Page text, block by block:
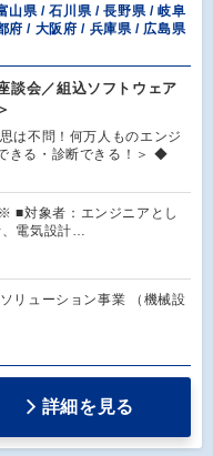
山県 / 石川県 / 長野県 / 岐阜
府 / 大阪府 / 兵庫県 / 広島県
談会／組込ソフトウェア
は不問！何万人ものエンジ
きる・診断できる！＞ ◆
対象者：エンジニアとし
、電気設計…
リューション事業 （機械設
詳細を見る